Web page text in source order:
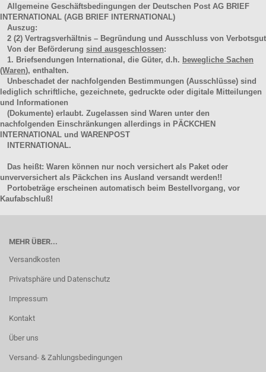
Allgemeine Geschäftsbedingungen der Deutschen Post AG BRIEF
INTERNATIONAL (AGB BRIEF INTERNATIONAL)
Auszug:
2 (2) Vertragsverhältnis – Begründung und Ausschluss von Verbotsgut
Von der Beförderung sind ausgeschlossen:
1. Briefsendungen International, die Güter, d.h. bewegliche Sachen
(Waren), enthalten.
Unbeschadet der nachfolgenden Bestimmungen (Ausschlüsse) sind
lediglich schriftliche, gezeichnete, gedruckte oder digitale Mitteilungen
und Informationen
(Dokumente) erlaubt. Zugelassen sind Waren unter den
nachfolgenden Einschränkungen allerdings in PÄCKCHEN
INTERNATIONAL und WARENPOST
INTERNATIONAL.
Das heißt: Waren können nur noch versichert als Paket oder
unverversichert als Päckchen ins Ausland versandt werden!!
Portobeträge erscheinen automatisch beim Bestellvorgang, vor
Kaufabschluß!
MEHR ÜBER...
Versandkosten
Privatsphäre und Datenschutz
Impressum
Kontakt
Über uns
Versand- & Zahlungsbedingungen